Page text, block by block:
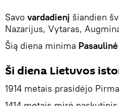
Savo vardadienį šiandien
Nazarijus, Vytaras,
Šią diena minima
Ši diena Lietuvos
1914 metais prasidėjo